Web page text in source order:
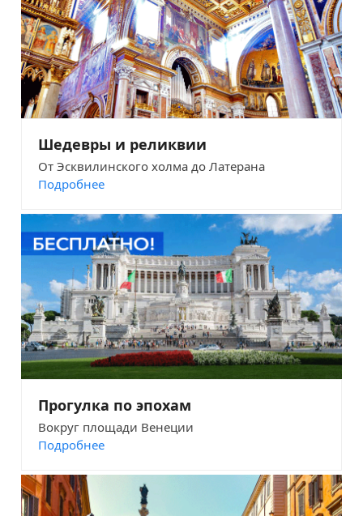
Шедевры и реликвии
От Эсквилинского холма до Латерана
Подробнее
Прогулка по эпохам
Вокруг площади Венеции
Подробнее